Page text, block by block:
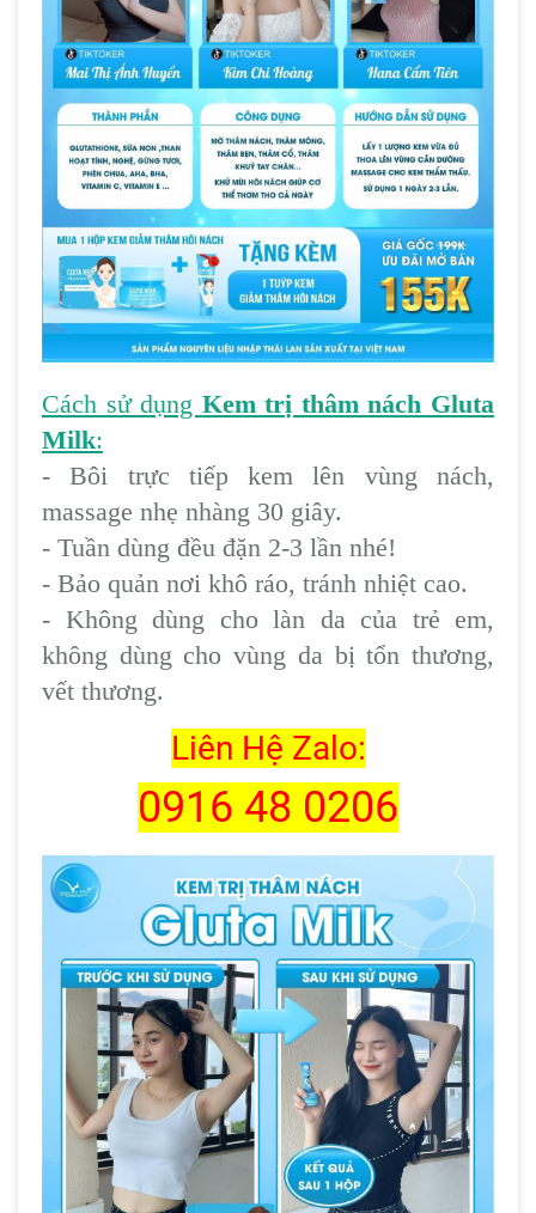
Cách sử dụng Kem trị thâm nách Gluta
Milk:
- Bôi trực tiếp kem lên vùng nách,
massage nhẹ nhàng 30 giây.
- Tuần dùng đều đặn 2-3 lần nhé!
- Bảo quản nơi khô ráo, tránh nhiệt cao.
- Không dùng cho làn da của trẻ em,
không dùng cho vùng da bị tổn thương,
vết thương.
Liên Hệ Zalo:
0916 48 0206